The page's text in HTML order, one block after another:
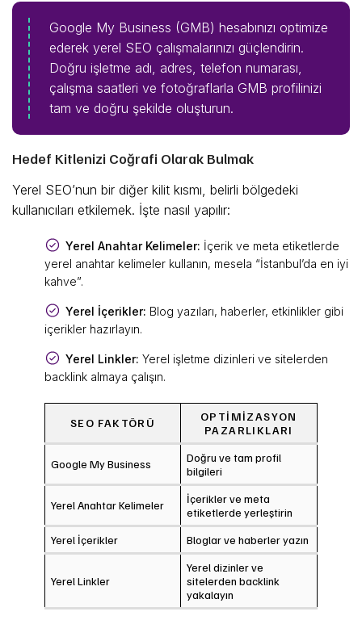
Google My Business (GMB) hesabınızı optimize
ederek yerel SEO çalışmalarınızı güçlendirin.
Doğru işletme adı, adres, telefon numarası,
çalışma saatleri ve fotoğraflarla GMB profilinizi
tam ve doğru şekilde oluşturun.
Hedef Kitlenizi Coğrafi Olarak Bulmak
Yerel SEO’nun bir diğer kilit kısmı, belirli bölgedeki
kullanıcıları etkilemek. İşte nasıl yapılır:
Yerel Anahtar Kelimeler: İçerik ve meta etiketlerde
yerel anahtar kelimeler kullanın, mesela “İstanbul’da en iyi
kahve”.
Yerel İçerikler: Blog yazıları, haberler, etkinlikler gibi
içerikler hazırlayın.
Yerel Linkler: Yerel işletme dizinleri ve sitelerden
backlink almaya çalışın.
SEO FAKTÖRÜ
OPTIMIZASYON
PAZARLIKLARI
Google My Business
Doğru ve tam profil
bilgileri
Yerel Anahtar Kelimeler
İçerikler ve meta
etiketlerde yerleştirin
Yerel İçerikler
Bloglar ve haberler yazın
Yerel Linkler
Yerel dizinler ve
sitelerden backlink
yakalayın